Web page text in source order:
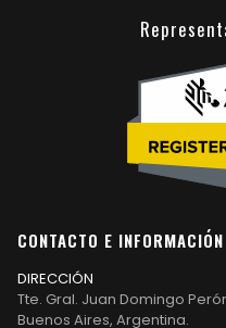
CONTACTO E INFORMACIÓN
DIRECCIÓN
Tte. Gral. Juan Domingo
Buenos Aires, Argentina.